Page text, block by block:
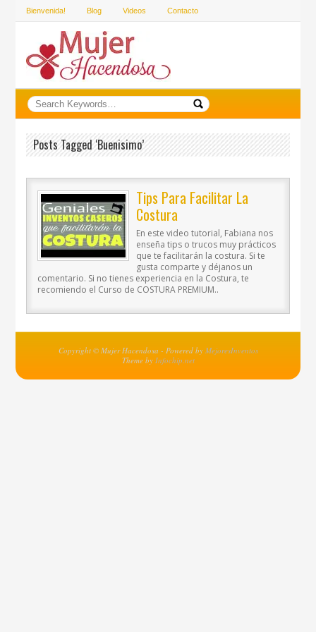
Bienvenida! Blog Videos Contacto
Posts Tagged ‘buenisimo’
Tips Para Facilitar La
Costura
En este video tutorial, Fabiana nos
enseña tips o trucos muy prácticos
que te facilitarán la costura. Si te
gusta comparte y déjanos un
comentario. Si no tienes experiencia en la Costura, te
recomiendo el Curso de COSTURA PREMIUM..
Copyright © Mujer Hacendosa - Powered by MejoresInventos
Theme by Infochip.net